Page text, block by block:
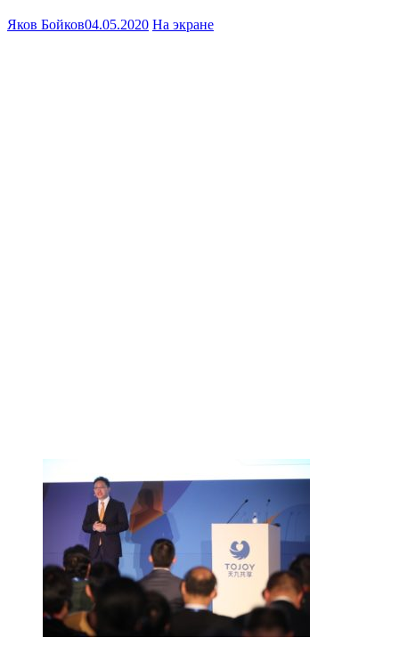
Яков Бойков04.05.2020 На экране